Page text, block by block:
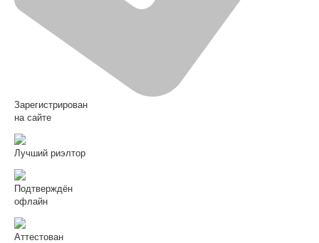
Зарегистрирован
на сайте
Лучший риэлтор
Подтверждён
офлайн
Аттестован